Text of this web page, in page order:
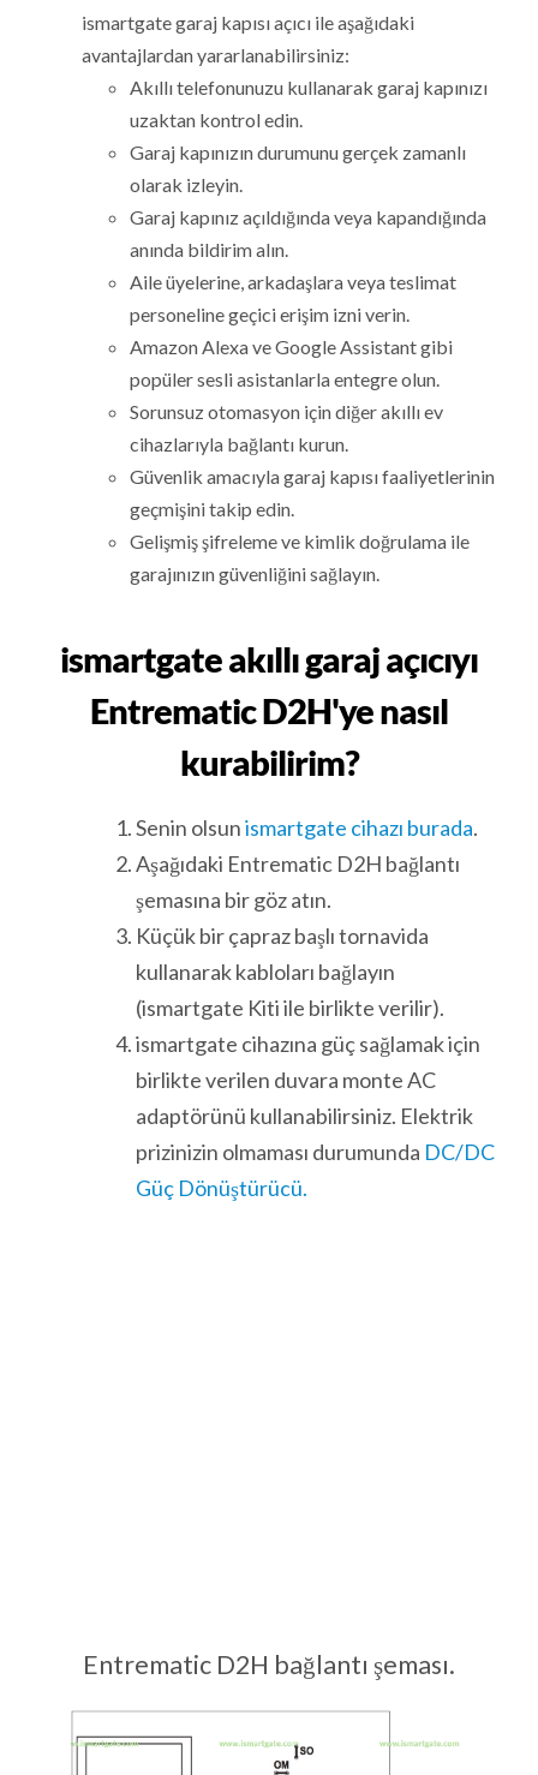
ismartgate garaj kapısı açıcı ile aşağıdaki
avantajlardan yararlanabilirsiniz:
Akıllı telefonunuzu kullanarak garaj kapınızı
uzaktan kontrol edin.
Garaj kapınızın durumunu gerçek zamanlı
olarak izleyin.
Garaj kapınız açıldığında veya kapandığında
anında bildirim alın.
Aile üyelerine, arkadaşlara veya teslimat
personeline geçici erişim izni verin.
Amazon Alexa ve Google Assistant gibi
popüler sesli asistanlarla entegre olun.
Sorunsuz otomasyon için diğer akıllı ev
cihazlarıyla bağlantı kurun.
Güvenlik amacıyla garaj kapısı faaliyetlerinin
geçmişini takip edin.
Gelişmiş şifreleme ve kimlik doğrulama ile
garajınızın güvenliğini sağlayın.
ismartgate akıllı garaj açıcıyı
Entrematic D2H'ye nasıl
kurabilirim?
Senin olsunismartgate cihazı burada.
Aşağıdaki Entrematic D2H bağlantı
şemasına bir göz atın.
Küçük bir çapraz başlı tornavida
kullanarak kabloları bağlayın
(ismartgate Kiti ile birlikte verilir).
ismartgate cihazına güç sağlamak için
birlikte verilen duvara monte AC
adaptörünü kullanabilirsiniz. Elektrik
prizinizin olmaması durumunda DC/DC
Güç Dönüştürücü.
Entrematic D2H bağlantı şeması.